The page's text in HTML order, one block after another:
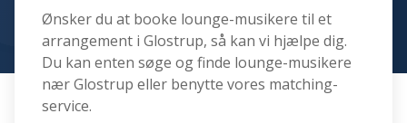
Ønsker du at booke lounge-musikere til et
arrangement i Glostrup, så kan vi hjælpe dig.
Du kan enten søge og finde lounge-musikere
nær Glostrup eller benytte vores matching-
service.